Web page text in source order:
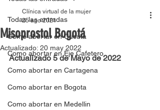
Todas las entradas
Como abortar en Cucuta
Como abortar en Eje Cafetero
Como abortar en Cartagena
Como abortar en Bogota
Como abortar en Medellin
Misoprostol Bogotá
Clínica virtual de la mujer
25 ago 2021
Actualizado: 20 may 2022
Actualizado 5 de Mayo de 2022